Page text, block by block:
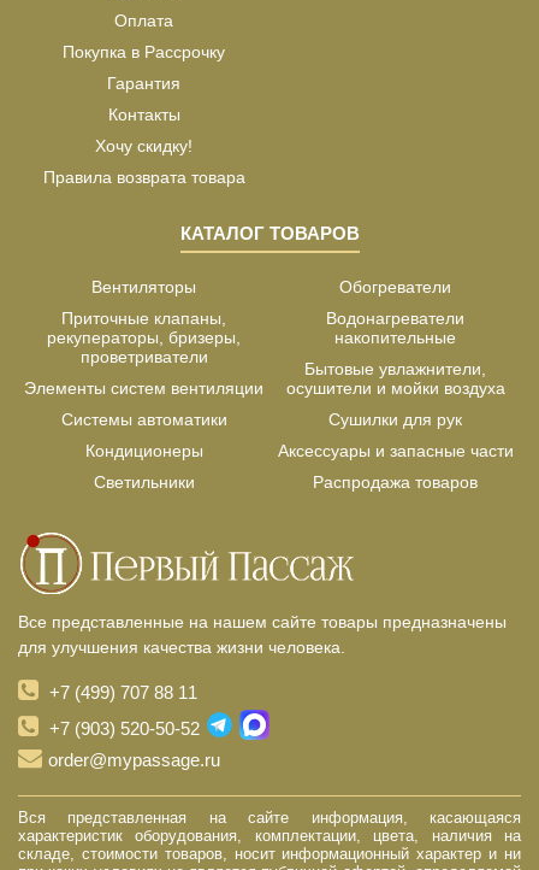
Оплата
Покупка в Рассрочку
Гарантия
Контакты
Хочу скидку!
Правила возврата товара
КАТАЛОГ ТОВАРОВ
Вентиляторы
Приточные клапаны,
рекуператоры, бризеры,
проветриватели
Элементы систем вентиляции
Системы автоматики
Кондиционеры
Светильники
Обогреватели
Водонагреватели
накопительные
Бытовые увлажнители,
осушители и мойки воздуха
Сушилки для рук
Аксессуары и запасные части
Распродажа товаров
Все представленные на нашем сайте товары предназначены
для улучшения качества жизни человека.
+7 (499) 707 88 11
+7 (903) 520-50-52
order@mypassage.ru
Вся представленная на сайте информация, касающаяся
характеристик оборудования, комплектации, цвета, наличия на
складе, стоимости товаров, носит информационный характер и ни